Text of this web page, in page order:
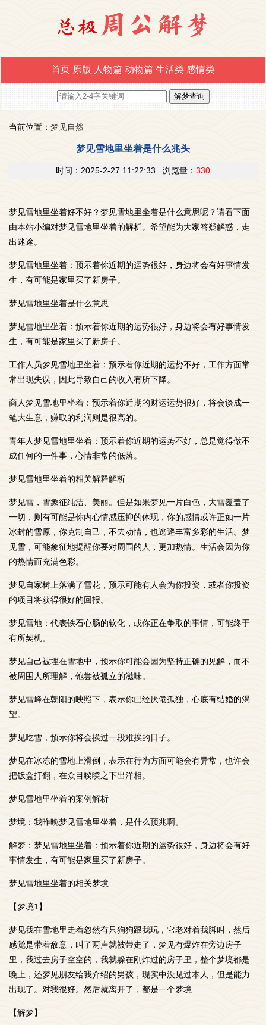
首页 原版 人物篇 动物篇 生活类 感情类
当前位置： 梦见自然
梦见雪地里坐着是什么兆头
时间：2025-2-27 11:22:33 浏览量： 330
梦见雪地里坐着好不好？梦见雪地里坐着是什么意思呢？请看下面
由本站小编对梦见雪地里坐着的解析。希望能为大家答疑解惑，走
出迷途。
梦见雪地里坐着：预示着你近期的运势很好，身边将会有好事情发
生，有可能是家里买了新房子。
梦见雪地里坐着是什么意思
梦见雪地里坐着：预示着你近期的运势很好，身边将会有好事情发
生，有可能是家里买了新房子。
工作人员梦见雪地里坐着：预示着你近期的运势不好，工作方面常
常出现失误，因此导致自己的收入有所下降。
商人梦见雪地里坐着：预示着你近期的财运运势很好，将会谈成一
笔大生意，赚取的利润则是很高的。
青年人梦见雪地里坐着：预示着你近期的运势不好，总是觉得做不
成任何的一件事，心情非常的低落。
梦见雪地里坐着的相关解释解析
梦见雪，雪象征纯洁、美丽。但是如果梦见一片白色，大雪覆盖了
一切，则有可能是你内心情感压抑的体现，你的感情或许正如一片
冰封的雪原，你克制自己，不去动情，也逃避丰富多彩的生活。梦
见雪，可能象征地提醒你要对周围的人，更加热情。生活会因为你
的热情而充满色彩。
梦见自家树上落满了雪花，预示可能有人会为你投资，或者你投资
的项目将获得很好的回报。
梦见雪地：代表铁石心肠的软化，或你正在争取的事情，可能终于
有所契机。
梦见自己被埋在雪地中，预示你可能会因为坚持正确的见解，而不
被周围人所理解，饱尝被孤立的滋味。
梦见雪峰在朝阳的映照下，表示你已经厌倦孤独，心底有结婚的渴
望。
梦见吃雪，预示你将会挨过一段难挨的日子。
梦见在冰冻的雪地上滑倒，表示在行为方面可能会有异常，也许会
把饭盒打翻，在众目睽睽之下出洋相。
梦见雪地里坐着的案例解析
梦境：我昨晚梦见雪地里坐着，是什么预兆啊。
解梦：梦见雪地里坐着：预示着你近期的运势很好，身边将会有好
事情发生，有可能是家里买了新房子。
梦见雪地里坐着的相关梦境
【梦境1】
梦见我在雪地里走着忽然有只狗狗跟我玩，它老对着我脚叫，然后
感觉是带着敌意，叫了两声就被带走了，梦见有爆炸在旁边房子
里，我过去房子空空的，我就躲在刚炸过的房子里，整个梦境都是
晚上，还梦见朋友给我介绍的男孩，现实中没见过本人，但是能力
出现了。对我很好。然后就离开了，都是一个梦境
【解梦】